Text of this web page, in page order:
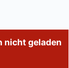
nicht geladen